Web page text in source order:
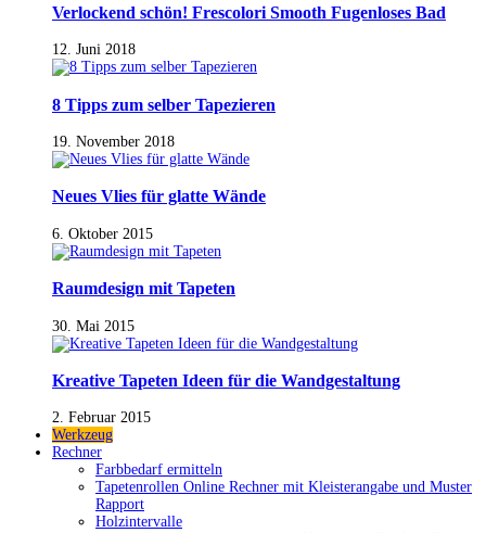
Verlockend schön! Frescolori Smooth Fugenloses Bad
12. Juni 2018
8 Tipps zum selber Tapezieren
19. November 2018
Neues Vlies für glatte Wände
6. Oktober 2015
Raumdesign mit Tapeten
30. Mai 2015
Kreative Tapeten Ideen für die Wandgestaltung
2. Februar 2015
Werkzeug
Rechner
Farbbedarf ermitteln
Tapetenrollen Online Rechner mit Kleisterangabe und Muster
Rapport
Holzintervalle